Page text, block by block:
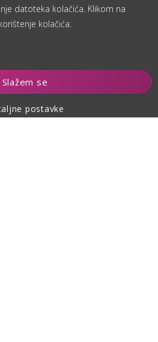
datoteka kolačića. Klikom na
kolačića.
Slažem se
postavke
u košaricu